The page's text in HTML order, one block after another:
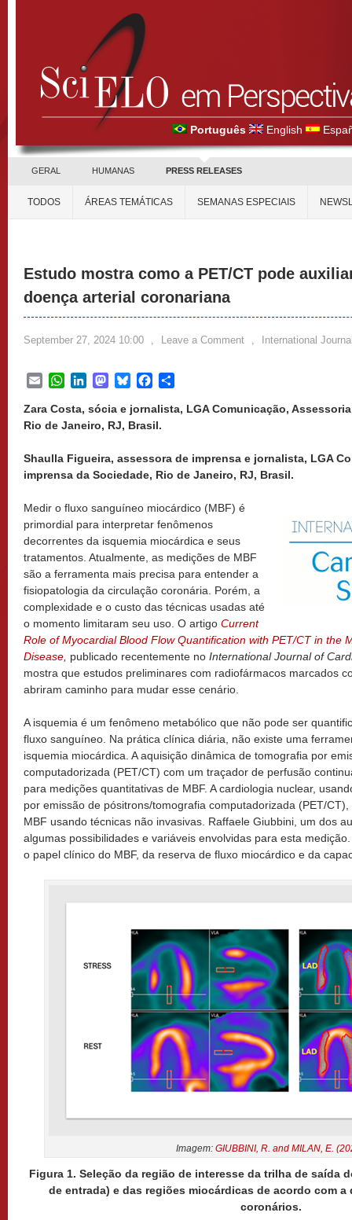
Português English
GERAL HUMANAS PRESS RELEASES
TODOS ÁREAS TEMÁTICAS SEMANAS ESPECIAIS
Estudo mostra como a PET/CT pode
doença arterial coronariana
September 27, 2024 10:00 , Leave a Comment , International
EmailWhatsApp
LinkedInMastodon
BlueskyFacebook
Zara Costa, sócia e jornalista, LGA Comunicação,
Rio de Janeiro, RJ, Brasil.
Shaulla Figueira, assessora de imprensa e jornalista, LGA
imprensa da Sociedade, Rio de Janeiro, RJ, Brasil.
Medir o fluxo sanguíneo miocárdico (MBF) é
primordial para interpretar fenômenos
decorrentes da isquemia miocárdica e seus
tratamentos. Atualmente, as medições de MBF
são a ferramenta mais precisa para entender a
fisiopatologia da circulação coronária. Porém, a
complexidade e o custo das técnicas usadas até
o momento limitaram seu uso. O artigo Current
Role of Myocardial Blood Flow Quantification with PET/CT in the
Disease publicado recentemente no International Journal of
mostra que estudos preliminares com radiofármacos marcados
abriram caminho para mudar esse cenário.
A isquemia é um fenômeno metabólico que não pode ser
fluxo sanguíneo. Na prática clínica diária, não existe uma
isquemia miocárdica. A aquisição dinâmica de tomografia por
computadorizada (PET/CT) com um traçador de perfusão
para medições quantitativas de MBF. A cardiologia nuclear,
por emissão de pósitrons/tomografia computadorizada (PET/
MBF usando técnicas não invasivas. Raffaele Giubbini, um dos
algumas possibilidades e variáveis envolvidas para esta
o papel clínico do MBF, da reserva de fluxo miocárdico e da
Imagem: GIUBBINI, R. and MILAN, E.
Figura 1. Seleção da região de interesse da trilha de saída
de entrada) e das regiões miocárdicas de acordo com
coronários.